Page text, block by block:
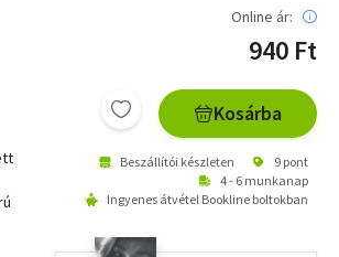
Online ár:
940 Ft
Kosárba
Beszállítói készleten
9 pont
4 - 6 munkanap
Ingyenes átvétel Bookline boltokban